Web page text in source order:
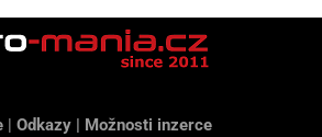
Odkazy Možnosti inzerce